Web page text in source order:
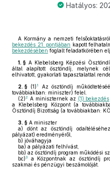
Hatályos:
A Kormány a nemzeti
bekezdés 21. pontjában kapott
bekezdésében foglalt feladatkörében
1. § A Klebelsberg Képzési
által alapított ösztöndíj, melynek
elhivatott, gyakorlati tapasztalattal
2. § (1) 1
Az ösztöndíj
továbbiakban: miniszter) felel.
(2)2 A miniszternek az (1) bekezdés
a Klebelsberg Központ (a
Ösztöndíj Bizottság (a továbbiakban:
3. § A miniszter
a) dönt az ösztöndíj
pályázat) eredményéről,
b) jóváhagyja
ba) a pályázati felhívást,
bb) az ösztöndíj program működési
bc)3
a Központnak az ösztöndíj
szakmai és pénzügyi beszámolóját.